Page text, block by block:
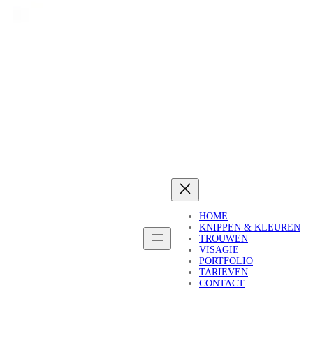
HOME
KNIPPEN & KLEUREN
TROUWEN
VISAGIE
PORTFOLIO
TARIEVEN
CONTACT